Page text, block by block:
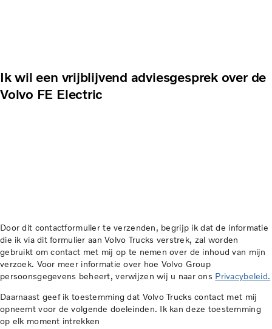
Ik wil een vrijblijvend adviesgesprek over de
Volvo FE Electric
Door dit contactformulier te verzenden, begrijp ik dat de informatie
die ik via dit formulier aan Volvo Trucks verstrek, zal worden
gebruikt om contact met mij op te nemen over de inhoud van mijn
verzoek. Voor meer informatie over hoe Volvo Group
persoonsgegevens beheert, verwijzen wij u naar ons Privacybeleid.
Daarnaast geef ik toestemming dat Volvo Trucks contact met mij
opneemt voor de volgende doeleinden. Ik kan deze toestemming
op elk moment intrekken